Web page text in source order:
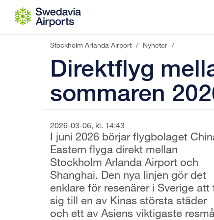
Gå till innehåll
Stockholm Arlanda Airport / Nyheter /
Direktflyg
sommaren
2026-03-06, kl. 14:43
I juni 2026 börjar flygbolaget
Eastern flyga direkt mellan
Stockholm Arlanda Airport och
Shanghai. Den nya linjen gör det
enklare för resenärer i Sverige att
sig till en av Kinas största städer
och ett av Asiens viktigaste